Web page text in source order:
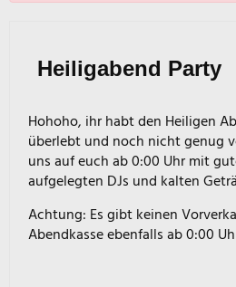
Heiligabend Party
Hohoho, ihr habt den Heiligen
überlebt und noch nicht genug
uns auf euch ab 0:00 Uhr mit
aufgelegten DJs und kalten
Achtung: Es gibt keinen
Abendkasse ebenfalls ab 0:00